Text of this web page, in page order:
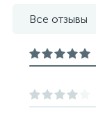
Все отзывы